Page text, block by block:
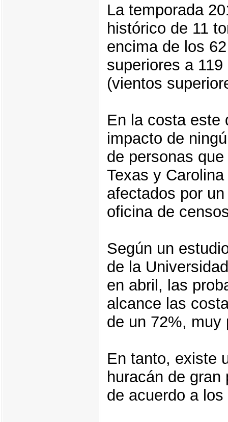
La temporada
histórico de 11
encima de los
superiores a
(vientos
En la costa este
impacto de
de personas
Texas y
afectados por
oficina de
Según un
de la
en abril, las
alcance las
de un 72%, muy
En tanto, existe
huracán de
de acuerdo a